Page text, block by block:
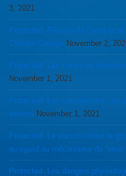
3, 2021
Protected: Pétition de Greta et
Climate Change November 2,
Protected: Les carences
November 1, 2021
Protected: Les compléments les
séniors November 1, 2021
Protected: Le vaccin contre la
eu égard au mécanisme du “virus
Protected: Les dangers